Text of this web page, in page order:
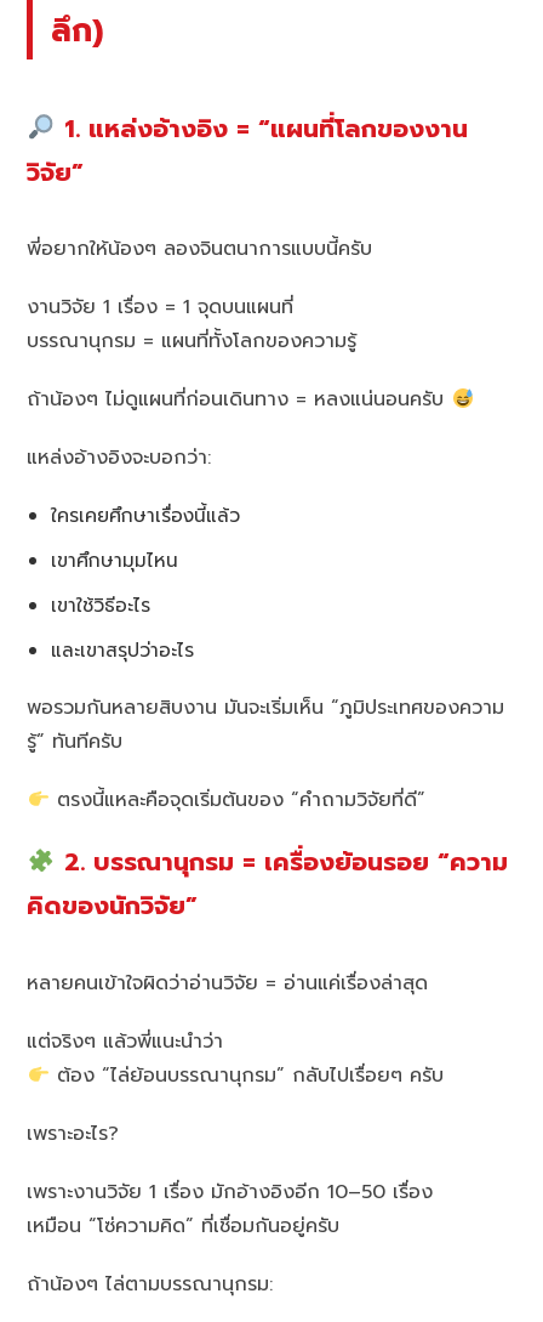
ลึก)
1. แหล่งอ้างอิง = “แผนที่โลกของงาน
วิจัย”
พี่อยากให้น้องๆ ลองจินตนาการแบบนี้ครับ
งานวิจัย 1 เรื่อง = 1 จุดบนแผนที่
บรรณานุกรม = แผนที่ทั้งโลกของความรู้
ถ้าน้องๆ ไม่ดูแผนที่ก่อนเดินทาง = หลงแน่นอนครับ
แหล่งอ้างอิงจะบอกว่า:
ใครเคยศึกษาเรื่องนี้แล้ว
เขาศึกษามุมไหน
เขาใช้วิธีอะไร
และเขาสรุปว่าอะไร
พอรวมกันหลายสิบงาน มันจะเริ่มเห็น “ภูมิประเทศของความ
รู้” ทันทีครับ
ตรงนี้แหละคือจุดเริ่มต้นของ “คำถามวิจัยที่ดี”
2. บรรณานุกรม = เครื่องย้อนรอย “ความ
คิดของนักวิจัย”
หลายคนเข้าใจผิดว่าอ่านวิจัย = อ่านแค่เรื่องล่าสุด
แต่จริงๆ แล้วพี่แนะนำว่า
ต้อง “ไล่ย้อนบรรณานุกรม” กลับไปเรื่อยๆ ครับ
เพราะอะไร?
เพราะงานวิจัย 1 เรื่อง มักอ้างอิงอีก 10–50 เรื่อง
เหมือน “โซ่ความคิด” ที่เชื่อมกันอยู่ครับ
ถ้าน้องๆ ไล่ตามบรรณานุกรม: